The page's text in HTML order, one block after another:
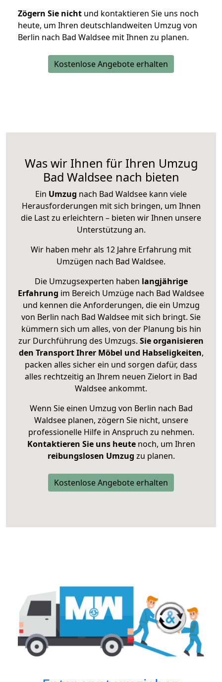
Zögern Sie nicht und kontaktieren Sie uns noch
heute, um Ihren deutschlandweiten Umzug von
Berlin nach Bad Waldsee mit Ihnen zu planen.
Kostenlose Angebote erhalten
Was wir Ihnen für Ihren Umzug
Bad Waldsee nach bieten
Ein Umzug nach Bad Waldsee kann viele
Herausforderungen mit sich bringen, um Ihnen
die Last zu erleichtern – bieten wir Ihnen unsere
Unterstützung an.
Wir haben mehr als 12 Jahre Erfahrung mit
Umzügen nach Bad Waldsee.
Die Umzugsexperten haben langjährige
Erfahrung im Bereich Umzüge nach Bad Waldsee
und kennen die Anforderungen, die ein Umzug
von Berlin nach Bad Waldsee mit sich bringt. Sie
kümmern sich um alles, von der Planung bis hin
zur Durchführung des Umzugs. Sie organisieren
den Transport Ihrer Möbel und Habseligkeiten,
packen alles sicher ein und sorgen dafür, dass
alles rechtzeitig an Ihrem neuen Zielort in Bad
Waldsee ankommt.
Wenn Sie einen Umzug von Berlin nach Bad
Waldsee planen, zögern Sie nicht, unsere
professionelle Hilfe in Anspruch zu nehmen.
Kontaktieren Sie uns heutenoch, um Ihren
reibungslosen Umzug zu planen.
Kostenlose Angebote erhalten